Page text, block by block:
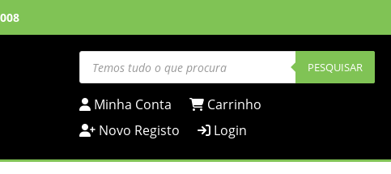
Products
search PESQUISAR
Minha Conta
Carrinho
Novo Registo
Login